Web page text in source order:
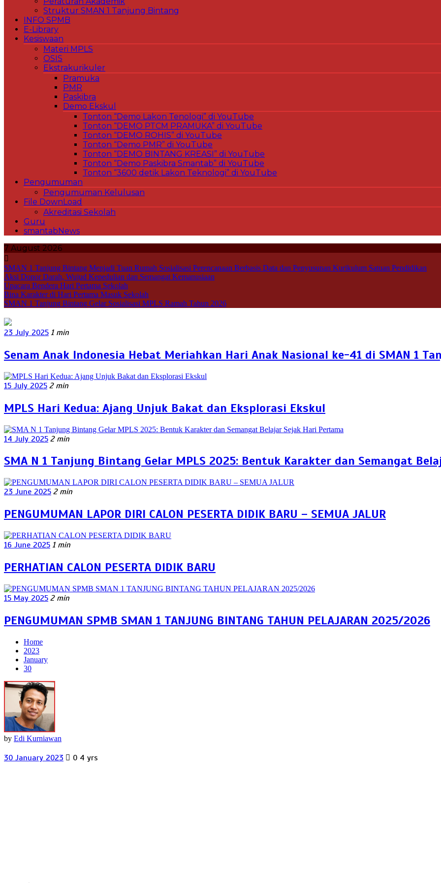
Struktur SMAN 1 Tanjung Bintang
INFO SPMB
E-Library
Kesiswaan
Materi MPLS
OSIS
Ekstrakurikuler
Pramuka
PMR
Paskibra
Demo Ekskul
Tonton “Demo Lakon Tenologi” di YouTube
Tonton “DEMO PTCM PRAMUKA” di YouTube
Tonton “DEMO ROHIS” di YouTube
Tonton “Demo PMR” di YouTube
Tonton “DEMO BINTANG KREASI” di YouTube
Tonton “Demo Paskibra Smantab” di YouTube
Tonton “3600 detik Lakon Teknologi” di YouTube
Pengumuman
Pengumuman Kelulusan
File DownLoad
Akreditasi Sekolah
Guru
smantabNews
7 August 2026
SMAN 1 Tanjung Bintang Menjadi Tuan Rumah Sosialisasi Perencanaan Berbasis Data dan Penyusunan Kurikulum Satuan Pendidikan
Aksi Donor Darah, Wujud Kepedulian dan Semangat Kemanusiaan
Upacara Bendera Hari Pertama Sekolah
Bina Karakter di Hari Pertama Masuk Sekolah
SMAN 1 Tanjung Bintang Gelar Sosialisasi MPLS Ramah Tahun 2026
23 July 2025 1 min
Senam Anak Indonesia Hebat Meriahkan Hari Anak Nasional ke-41 di SMAN 1
15 July 2025 2 min
MPLS Hari Kedua: Ajang Unjuk Bakat dan Eksplorasi Ekskul
14 July 2025 2 min
SMA N 1 Tanjung Bintang Gelar MPLS 2025: Bentuk Karakter dan Semangat
23 June 2025 2 min
PENGUMUMAN LAPOR DIRI CALON PESERTA DIDIK BARU – SEMUA JALUR
16 June 2025 1 min
PERHATIAN CALON PESERTA DIDIK BARU
15 May 2025 2 min
PENGUMUMAN SPMB SMAN 1 TANJUNG BINTANG TAHUN PELAJARAN 2025/2026
Home
2023
January
30
by Edi Kurniawan
30 January 2023 0 4 yrs